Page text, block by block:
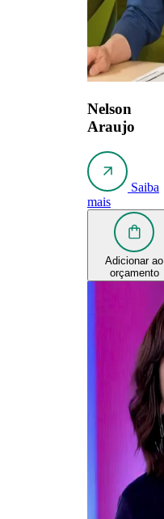
Nelson
Araujo
Saiba
mais
Adicionar ao
orçamento